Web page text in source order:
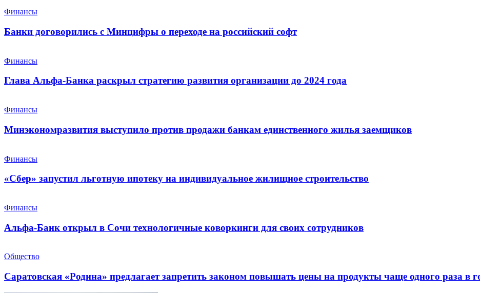
Финансы
Банки договорились с Минцифры о переходе на российский софт
Финансы
Глава Альфа-Банка раскрыл стратегию развития организации до 2024 года
Финансы
Минэкономразвития выступило против продажи банкам единственного жилья заемщиков
Финансы
«Сбер» запустил льготную ипотеку на индивидуальное жилищное строительство
Финансы
Альфа-Банк открыл в Сочи технологичные коворкинги для своих сотрудников
Общество
Саратовская «Родина» предлагает запретить законом повышать цены на продукты чаще одного раза в